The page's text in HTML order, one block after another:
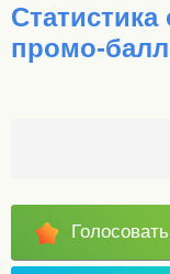
промо-
Голосовать